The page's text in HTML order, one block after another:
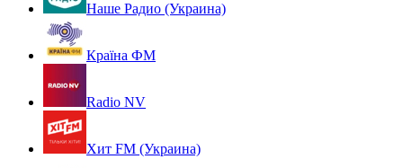
Наше Радио (Украина)
Країна ФМ
Radio NV
Хит FM (Украина)